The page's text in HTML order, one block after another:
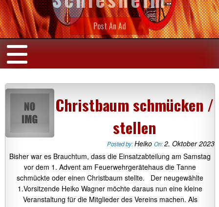
Post An Ad
Christbaum schmücken /
stellen
Posted by:Heiko On:2. Oktober 2023
Bisher war es Brauchtum, dass die Einsatzabteilung am Samstag
vor dem 1. Advent am Feuerwehrgerätehaus die Tanne
schmückte oder einen Christbaum stellte. Der neugewählte
1.Vorsitzende Heiko Wagner möchte daraus nun eine kleine
Veranstaltung für die Mitglieder des Vereins machen. Als